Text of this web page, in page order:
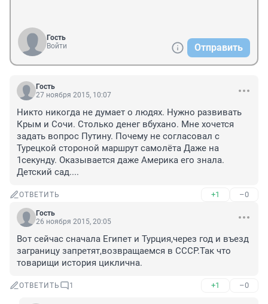
Гость
Войти
Отправить
Гость
27 ноября 2015, 10:07
Никто никогда не думает о людях. Нужно развивать
Крым и Сочи. Столько денег вбухано. Мне хочется
задать вопрос Путину. Почему не согласовал с
Турецкой стороной маршрут самолёта Даже на
1секунду. Оказывается даже Америка его знала.
Детский сад....
ОТВЕТИТЬ +1 –0
Гость
26 ноября 2015, 20:05
Вот сейчас сначала Египет и Турция,через год и въезд
заграницу запретят,возвращаемся в СССР.Так что
товарищи история циклична.
ОТВЕТИТЬ 1 +1 –0